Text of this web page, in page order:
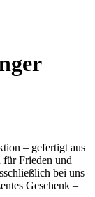
– gefertigt aus
für Frieden und
bei uns
Geschenk –